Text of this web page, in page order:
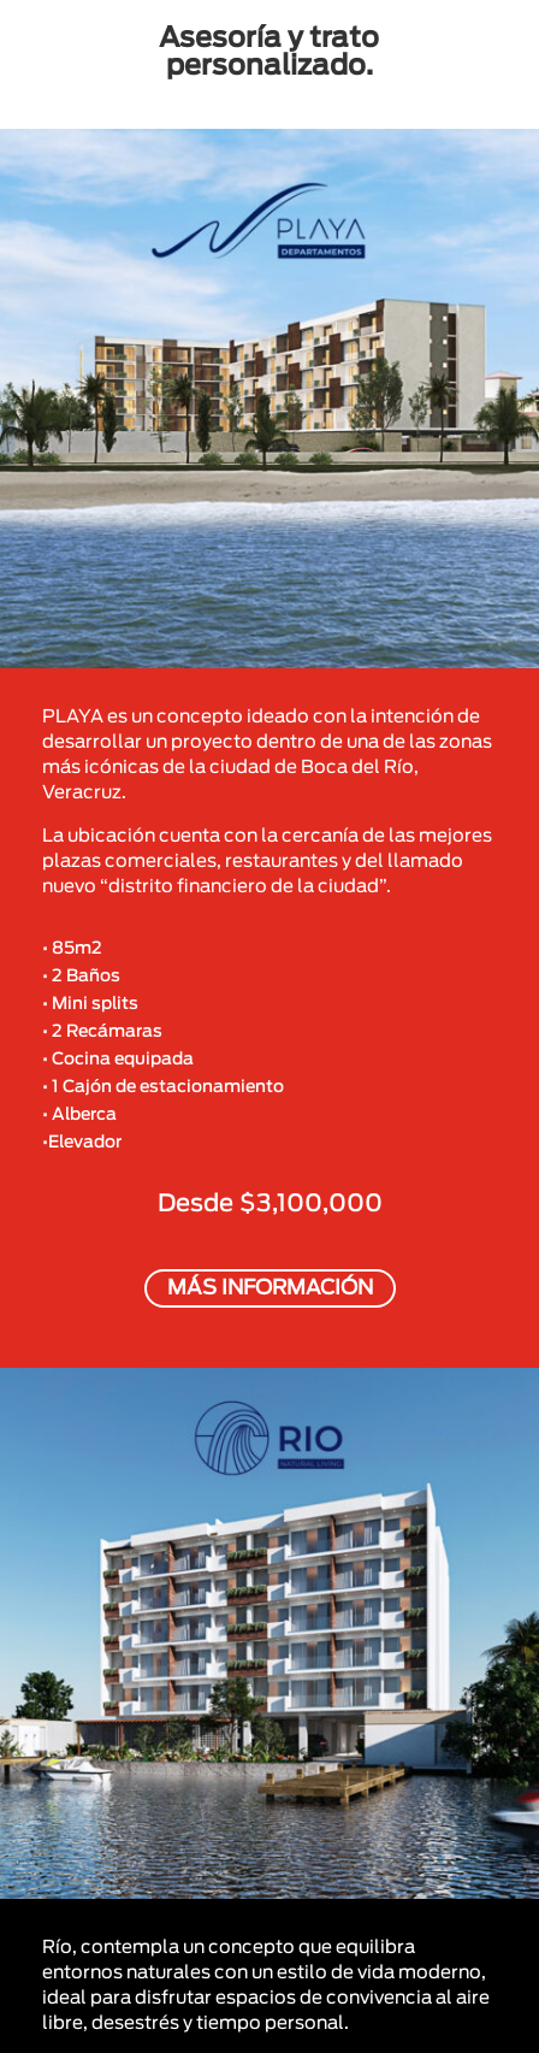
Asesoría y trato
personalizado.
PLAYA es un concepto ideado con la intención de
desarrollar un proyecto dentro de una de las zonas
más icónicas de la ciudad de Boca del Río,
Veracruz.
La ubicación cuenta con la cercanía de las mejores
plazas comerciales, restaurantes y del llamado
nuevo “distrito financiero de la ciudad”.
• 85m2
• 2 Baños
• Mini splits
• 2 Recámaras
• Cocina equipada
• 1 Cajón de estacionamiento
• Alberca
•Elevador
Desde $3,100,000
MÁS INFORMACIÓN
Río, contempla un concepto que equilibra
entornos naturales con un estilo de vida moderno,
ideal para disfrutar espacios de convivencia al aire
libre, desestrés y tiempo personal.